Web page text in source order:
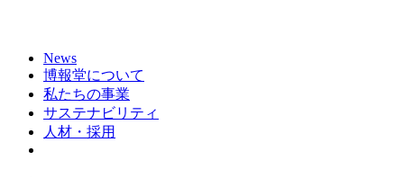
News
博報堂について
私たちの事業
サステナビリティ
人材・採用